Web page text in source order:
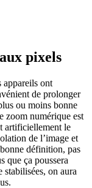
pixels
appareils ont
de prolonger
ou moins bonne
zoom numérique est
artificiellement le
de l’image et
définition, pas
que ça poussera
stabilisées, on aura